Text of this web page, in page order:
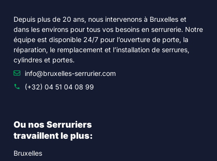
Depuis plus de 20 ans, nous intervenons à Bruxelles et
dans les environs pour tous vos besoins en serrurerie. Notre
équipe est disponible 24/7 pour l’ouverture de porte, la
réparation, le remplacement et l’installation de serrures,
cylindres et portes.
info@bruxelles-serrurier.com
(+32) 04 51 04 08 99
Ou nos Serruriers
travaillent le plus:
Bruxelles